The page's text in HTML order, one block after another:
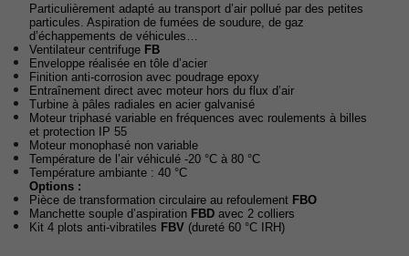
Particulièrement adapté au transport d’air pollué par des petites
particules. Aspiration de fumées de soudure, de gaz
d’échappements de véhicules…
Ventilateur centrifuge FB
Enveloppe réalisée en tôle d’acier
Finition anti-corrosion avec poudrage epoxy
Entraînement direct avec moteur hors du flux d’air
Turbine à pâles radiales en acier galvanisé
Moteur triphasé variable en fréquences avec roulements à billes
et protection IP 55
Moteur monophasé non variable
Température de l’air véhiculé -20 °C à 80 °C
Température ambiante : 40 °C
Options :
Pièce de transformation circulaire au refoulement FBO
Manchette souple d’aspiration FBD avec 2 colliers
Kit 4 plots anti-vibratiles FBV (dureté 60 °C IRH)